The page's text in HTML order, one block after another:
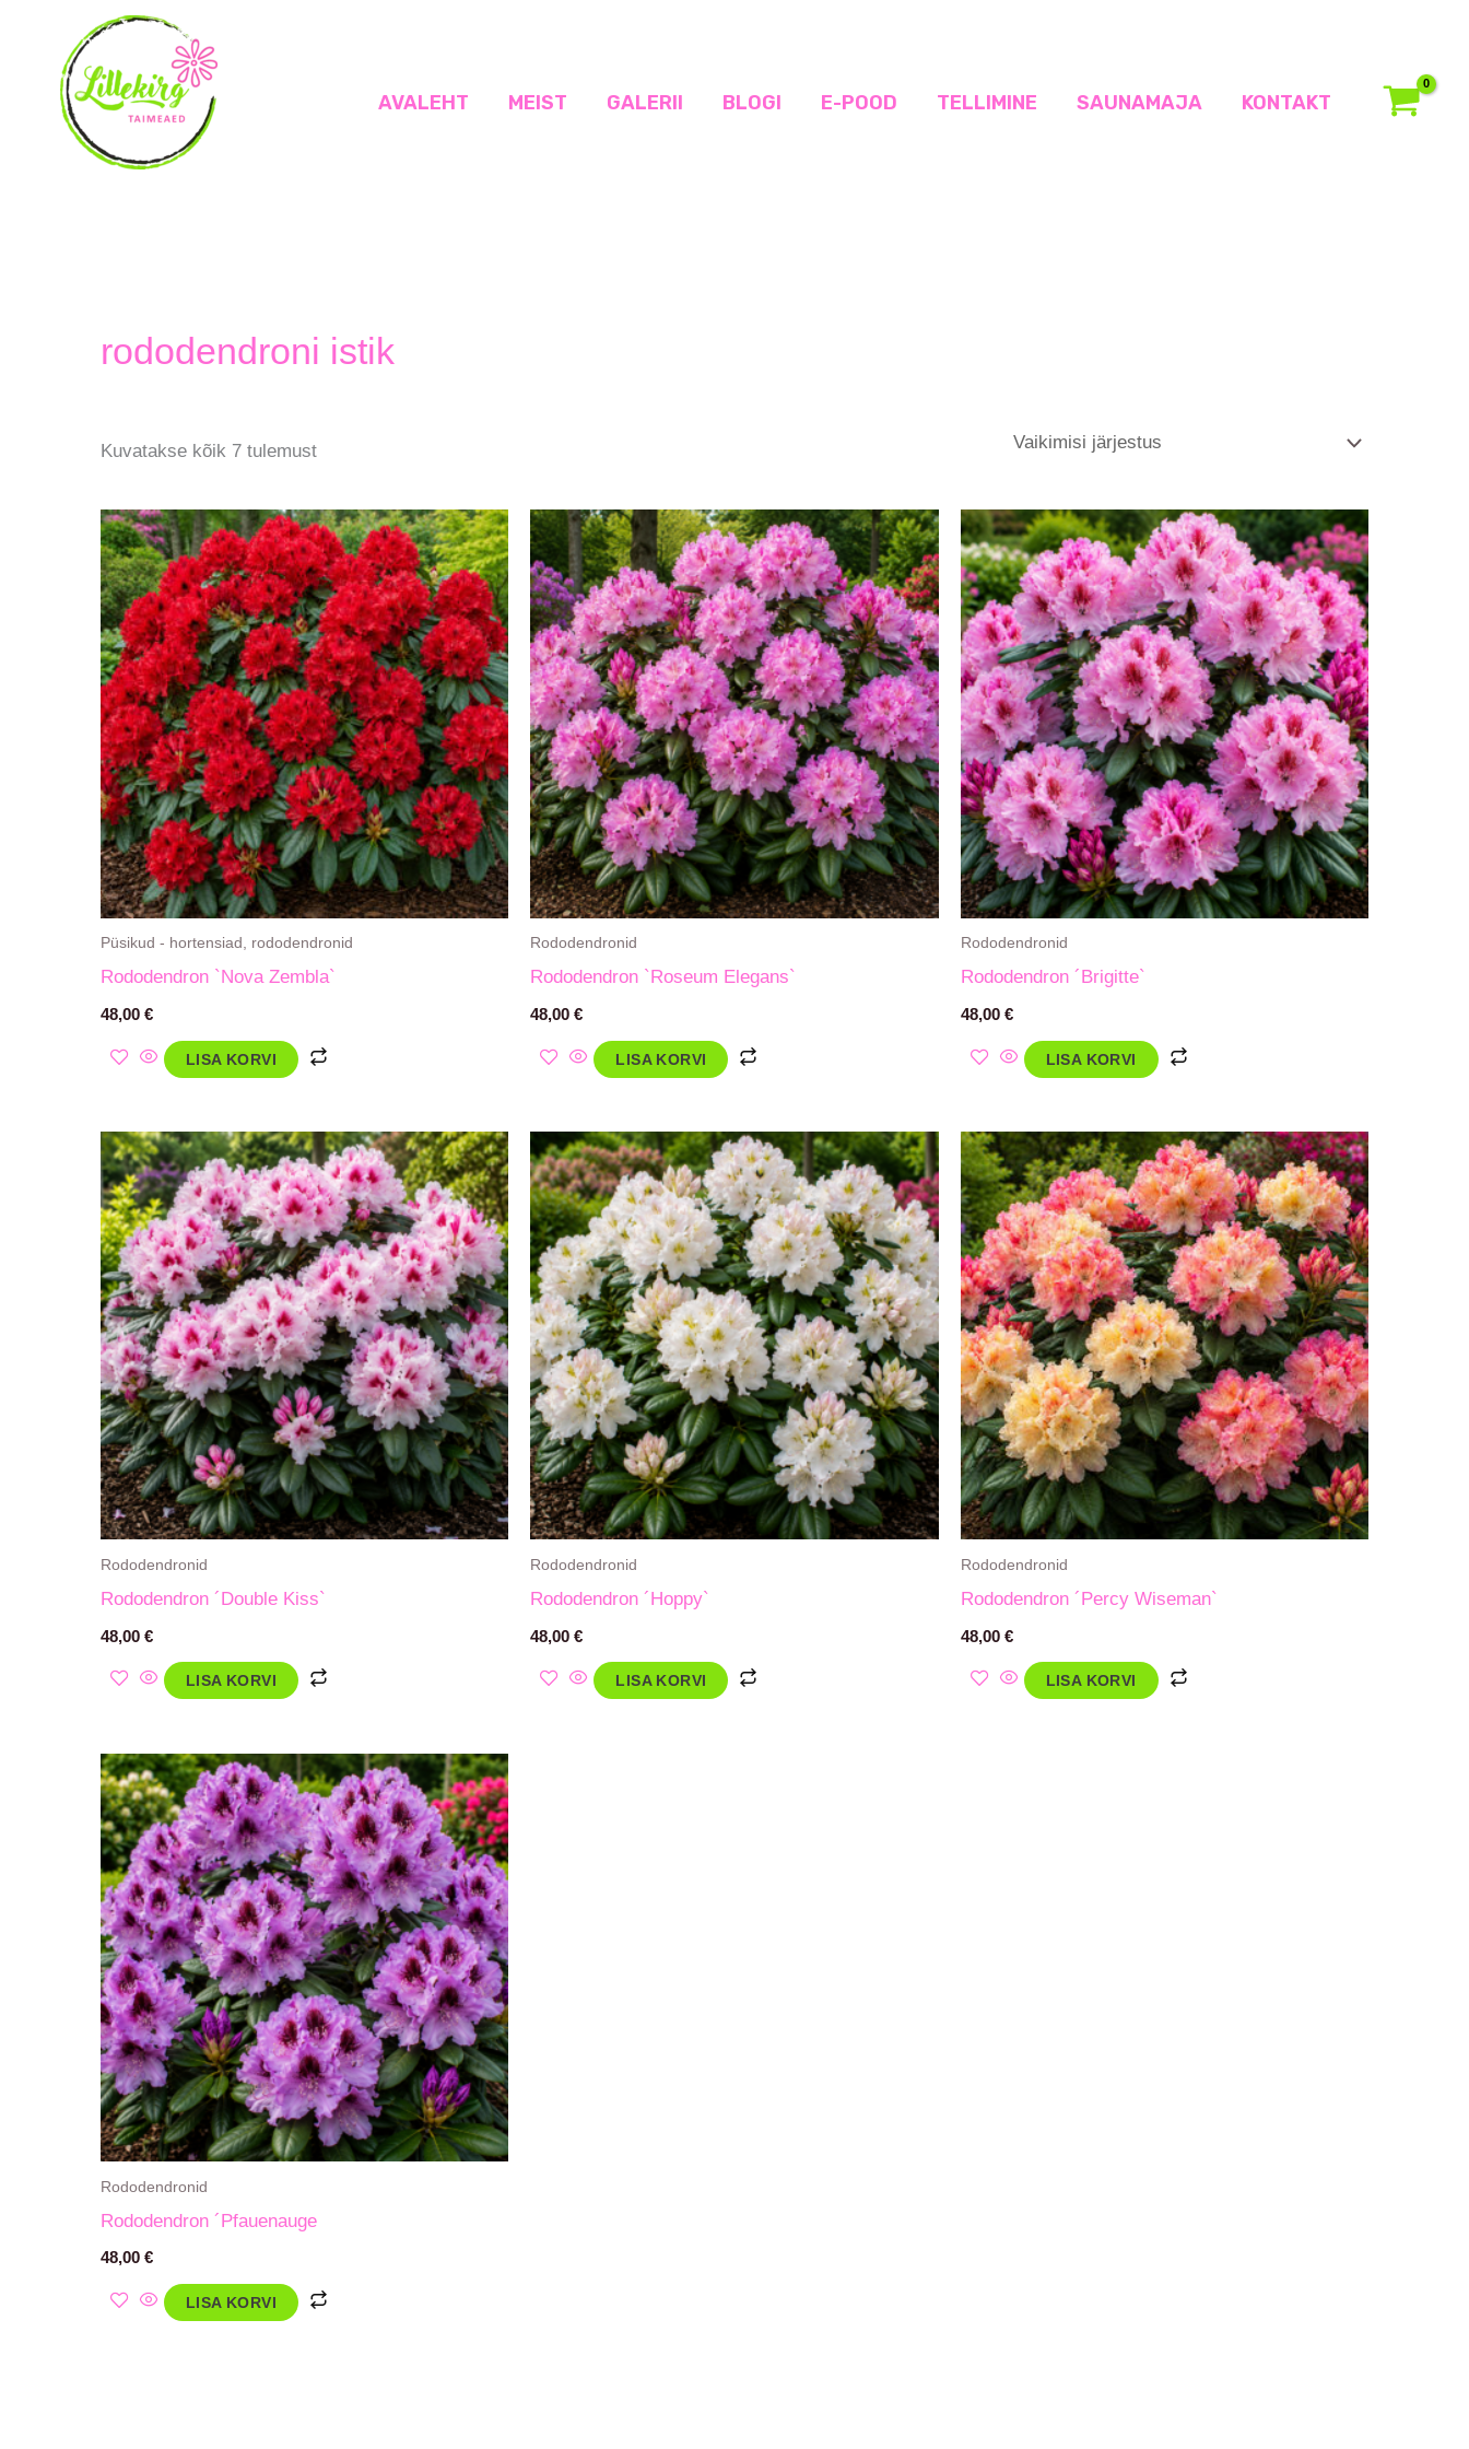
AVALEHT MEIST GALERII BLOGI E-POOD TELLIMINE SAUNAMAJA KONTAKT
rododendroni istik
Kuvatakse kõik 7 tulemust
Püsikud - hortensiad, rododendronid
Rododendron `Nova Zembla`
48,00 €
LISA KORVI
Rododendronid
Rododendron `Roseum Elegans`
48,00€
LISA KORVI
Rododendronid
Rododendron ´Brigitte`
48,00 €
LISA KORVI
Rododendronid
Rododendron ´Double Kiss`
48,00 €
LISA KORVI
Rododendronid
Rododendron ´Hoppy`
48,00€
LISA KORVI
Rododendronid
Rododendron ´Percy Wiseman`
48,00 €
LISA KORVI
Rododendronid
Rododendron ´Pfauenauge
48,00 €
LISA KORVI